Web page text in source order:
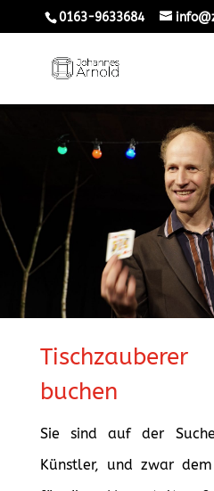
0163-9633684
buchen
Sie sind auf der
Künstler, und zwar